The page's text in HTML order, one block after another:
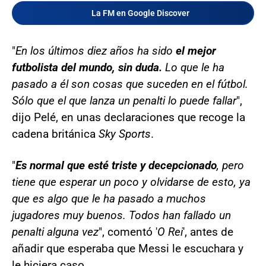
La FM en Google Discover
"En los últimos diez años ha sido el mejor
futbolista del mundo, sin duda. Lo que le ha
pasado a él son cosas que suceden en el fútbol.
Sólo que el que lanza un penalti lo puede fallar",
dijo Pelé, en unas declaraciones que recoge la
cadena británica Sky Sports.
"Es normal que esté triste y decepcionado, pero
tiene que esperar un poco y olvidarse de esto, ya
que es algo que le ha pasado a muchos
jugadores muy buenos. Todos han fallado un
penalti alguna vez", comentó 'O Rei', antes de
añadir que esperaba que Messi le escuchara y